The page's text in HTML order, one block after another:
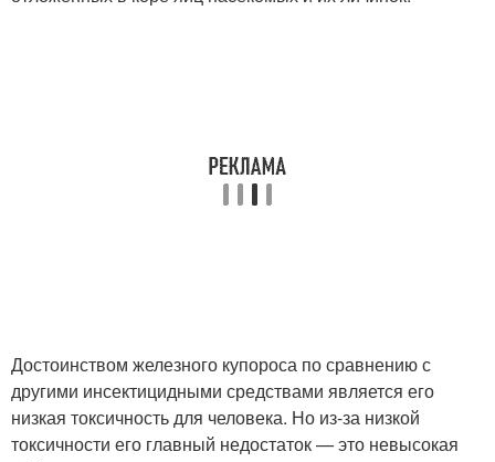
Достоинством железного купороса по сравнению с
другими инсектицидными средствами является его
низкая токсичность для человека. Но из-за низкой
токсичности его главный недостаток — это невысокая